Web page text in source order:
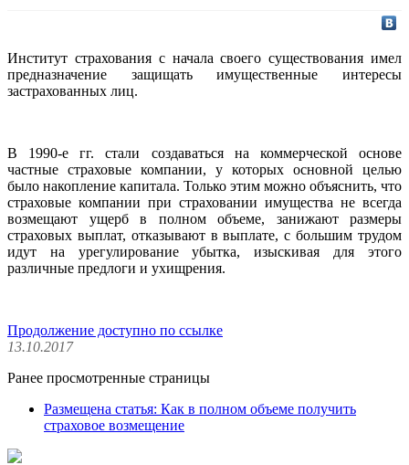
Институт страхования с начала своего существования имел
предназначение защищать имущественные интересы
застрахованных лиц.
В 1990-е гг. стали создаваться на коммерческой основе
частные страховые компании, у которых основной целью
было накопление капитала. Только этим можно объяснить, что
страховые компании при страховании имущества не всегда
возмещают ущерб в полном объеме, занижают размеры
страховых выплат, отказывают в выплате, с большим трудом
идут на урегулирование убытка, изыскивая для этого
различные предлоги и ухищрения.
Продолжение доступно по ссылке
13.10.2017
Ранее просмотренные страницы
Размещена статья: Как в полном объеме получить
страховое возмещение